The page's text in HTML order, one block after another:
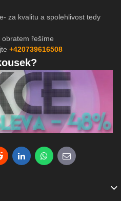
za kvalitu a spolehlivost tedy
řešíme
+420739616508
LinkedInWhatsApp
E-mail